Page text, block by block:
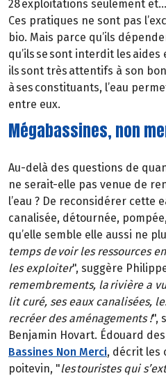
28 exploitations seulement
Ces pratiques ne sont pas
bio. Mais parce qu’ils
qu’ils se sont interdit les
ils sont très attentifs à son
à ses constituants, l’eau
entre eux.
Mégabassines, non
Au-delà des questions de
ne serait-elle pas venue de
l’eau ? De reconsidérer cette
canalisée, détournée,
qu’elle semble elle aussi ne
temps de voir les ressources
les exploiter", suggère
remembrements, la rivière a
lit curé, ses eaux canalisées,
recréer des aménagements !",
Benjamin Hovart. Édouard
Bassines Non Merci, décrit les
poitevin, "les touristes qui